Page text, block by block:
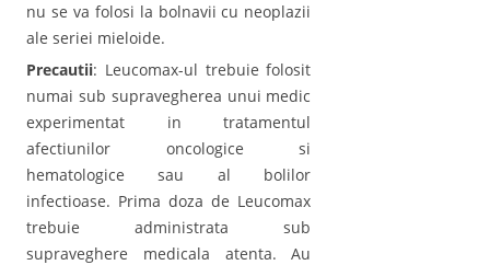
nu se va folosi la bolnavii cu neoplazii
ale seriei mieloide.
Precautii: Leucomax-ul trebuie folosit
numai sub supravegherea unui medic
experimentat in tratamentul
afectiunilor oncologice si
hematologice sau al bolilor
infectioase. Prima doza de Leucomax
trebuie administrata sub
supraveghere medicala atenta. Au